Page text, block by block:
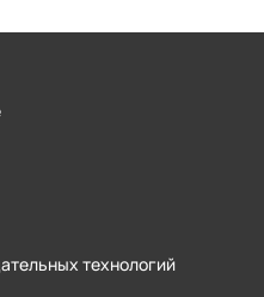
технологий